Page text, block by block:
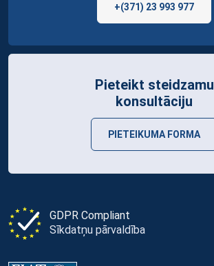
GDPR Compliant
Sīkdatņu pārvaldība
+(371) 23 993 977
Pieteikt steidzamu
konsultāciju
PIETEIKUMA FORMA